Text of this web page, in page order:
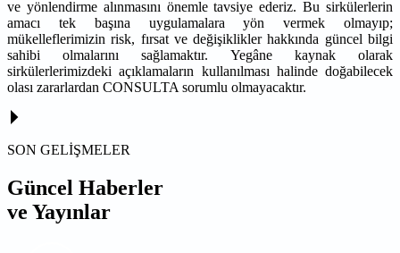
ve yönlendirme alınmasını önemle tavsiye ederiz. Bu sirkülerlerin
amacı tek başına uygulamalara yön vermek olmayıp;
mükelleflerimizin risk, fırsat ve değişiklikler hakkında güncel bilgi
sahibi olmalarını sağlamaktır. Yegâne kaynak olarak
sirkülerlerimizdeki açıklamaların kullanılması halinde doğabilecek
olası zararlardan CONSULTA sorumlu olmayacaktır.
SON GELİŞMELER
Güncel Haberler
ve Yayınlar